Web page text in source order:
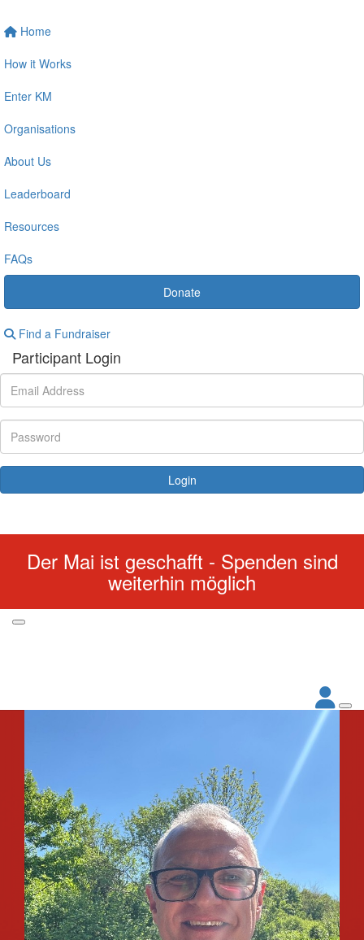
Home
How it Works
Enter KM
Organisations
About Us
Leaderboard
Resources
FAQs
Donate
Find a Fundraiser
Participant Login
Login
Der Mai ist geschafft - Spenden sind
weiterhin möglich